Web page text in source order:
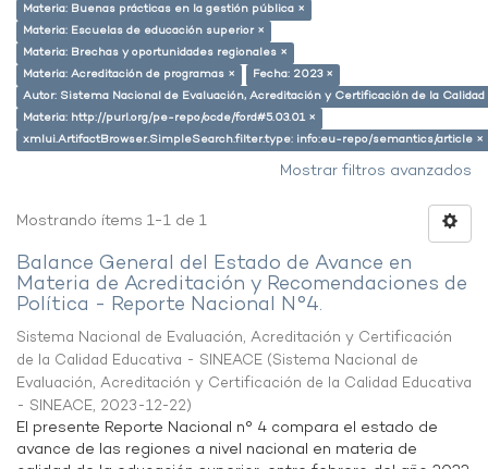
Materia: Buenas prácticas en la gestión pública ×
Materia: Escuelas de educación superior ×
Materia: Brechas y oportunidades regionales ×
Materia: Acreditación de programas ×
Fecha: 2023 ×
Autor: Sistema Nacional de Evaluación, Acreditación y Certificación de la
Materia: http://purl.org/pe-repo/ocde/ford#5.03.01 ×
xmlui.ArtifactBrowser.SimpleSearch.filter.type: info:eu-repo/semantics/article ×
Mostrar filtros avanzados
Mostrando ítems 1-1 de 1
Balance General del Estado de Avance en
Materia de Acreditación y Recomendaciones de
Política - Reporte Nacional N°4.
Sistema Nacional de Evaluación, Acreditación y Certificación
de la Calidad Educativa - SINEACE (Sistema Nacional de
Evaluación, Acreditación y Certificación de la Calidad Educativa
- SINEACE, 2023-12-22)
El presente Reporte Nacional n° 4 compara el estado de
avance de las regiones a nivel nacional en materia de